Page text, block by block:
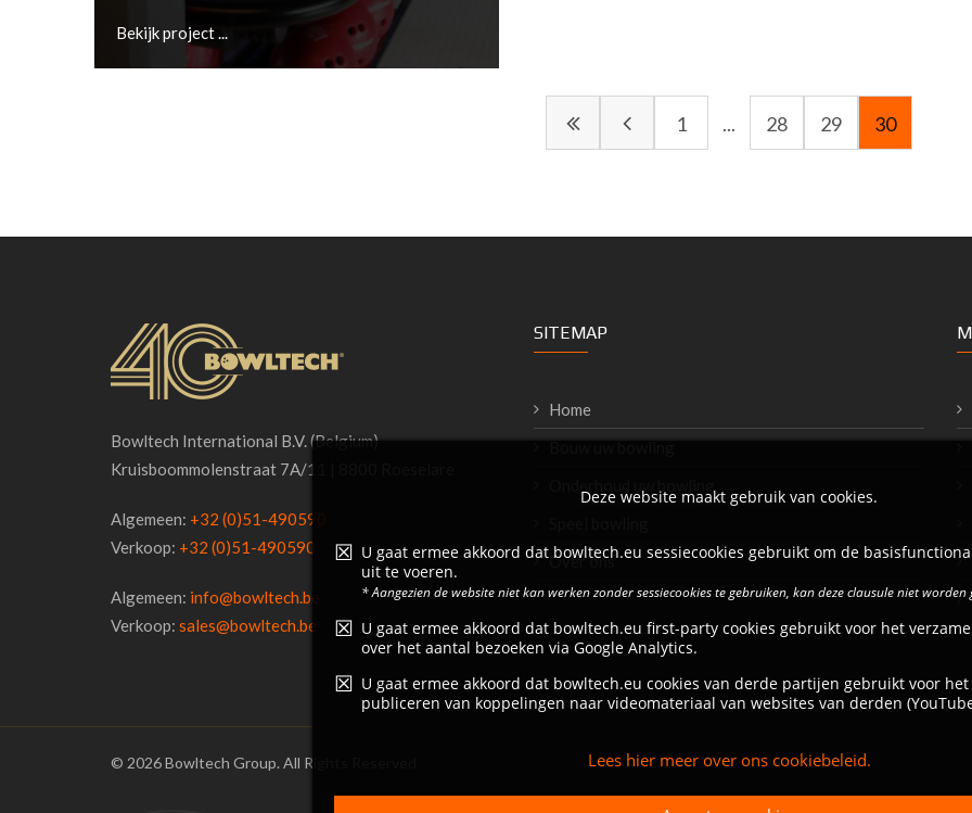
Bekijk project ...
moved to a brand new building on
Kolbaanweg in 2014.
1 ... 28 29 30
Bowltech International B.V. (Belgium)
Kruisboommolenstraat 7A/11 | 8800 Roeselare
Algemeen: +32 (0)51-490590
Verkoop: +32 (0)51-490590
Algemeen: info@bowltech.be
Verkoop: sales@bowltech.be
SITEMAP
Home
Over ons
© 2026 Bowltech Group. All Rights Reserved
Deze website maakt gebruik van cookies.
U gaat ermee akkoord dat bowltech.eu sessiecookies gebruikt om de
uit te voeren.
* Aangezien de website niet kan werken zonder sessiecookies te gebruiken, kan deze clausule niet worden
U gaat ermee akkoord dat bowltech.eu first-party cookies gebruikt voor het
over het aantal bezoeken via Google Analytics.
U gaat ermee akkoord dat bowltech.eu cookies van derde partijen gebruikt voor
publiceren van koppelingen naar videomateriaal van websites van derden
Lees hier meer over ons cookiebeleid.